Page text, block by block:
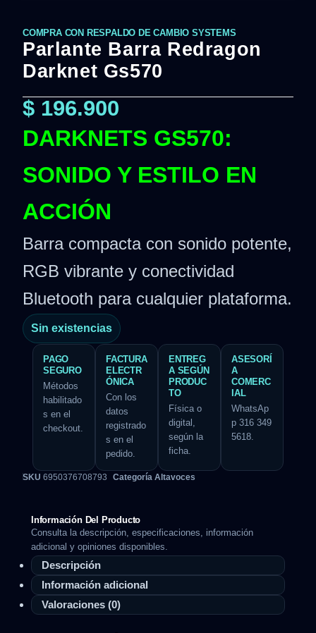
COMPRA CON RESPALDO DE CAMBIO SYSTEMS
Parlante Barra Redragon
Darknet Gs570
$ 196.900
DARKNETS GS570:
SONIDO Y ESTILO EN
ACCIÓN
Barra compacta con sonido potente,
RGB vibrante y conectividad
Bluetooth para cualquier plataforma.
Sin existencias
PAGO
SEGURO
Métodos
habilitado
s en el
checkout.
FACTURA
ELECTR
ÓNICA
Con los
datos
registrado
s en el
pedido.
ENTREG
A SEGÚN
PRODUC
TO
Física o
digital,
según la
ficha.
ASESORÍ
A
COMERC
IAL
WhatsAp
p 316 349
5618.
SKU 6950376708793 Categoría Altavoces
Información Del Producto
Consulta la descripción, especificaciones, información
adicional y opiniones disponibles.
Descripción
Información adicional
Valoraciones (0)